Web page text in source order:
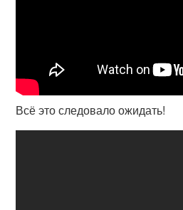
Всё это следовало ожидать!